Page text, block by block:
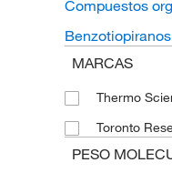
Compuestos
Benzotiopiranos
MARCAS
Thermo
Toronto
PESO